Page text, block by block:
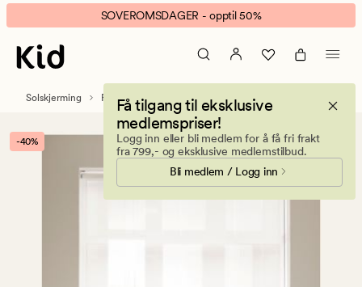
Tea
rullegardin
transparent
offwhite
banner.
Klikk
ESCAPE
pause.
SOVEROMSDAGER - opptil 50%
Få tilgang til eksklusive
medlemspriser!
Logg inn eller bli medlem for å få fri frakt
fra 799,- og eksklusive medlemstilbud.
Bli medlem / Logg inn
Solskjerming Rullegardiner
-40%